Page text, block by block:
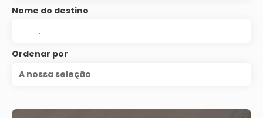
Nome do destino
Ordenar por
A nossa seleção